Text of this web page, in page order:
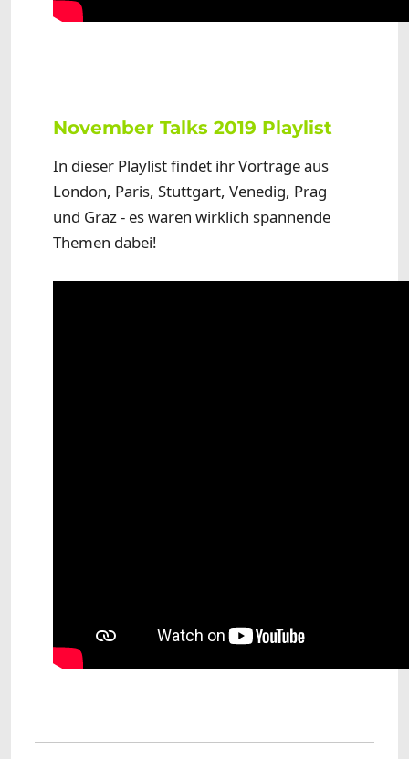
November Talks 2019 Playlist
In dieser Playlist findet ihr Vorträge aus
London, Paris, Stuttgart, Venedig, Prag
und Graz - es waren wirklich spannende
Themen dabei!